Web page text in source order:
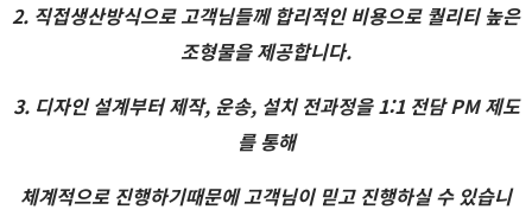
2. 직접생산방식으로 고객님들께 합리적인 비용으로 퀄리티 높은
조형물을 제공합니다.
3. 디자인 설계부터 제작, 운송, 설치 전과정을 1:1 전담 PM 제도
를 통해
체계적으로 진행하기때문에 고객님이 믿고 진행하실 수 있습니